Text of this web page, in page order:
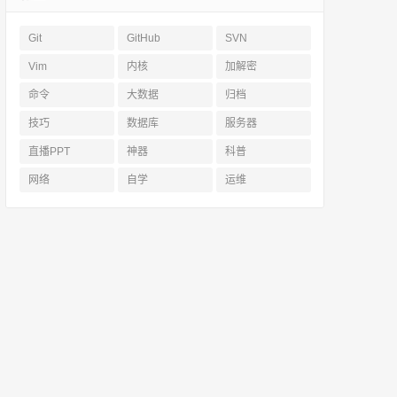
Git GitHub SVN
Vim 内核 加解密
命令 大数据 归档
技巧 数据库 服务器
直播PPT 神器 科普
网络 自学 运维